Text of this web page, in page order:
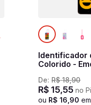
Identificador
Colorido -
De:R$ 18,90
R$ 15,55 no
ou R$ 16 90